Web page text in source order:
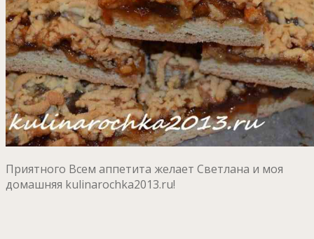
Приятного Всем аппетита желает Светлана и моя
домашняя kulinarochka2013.ru!